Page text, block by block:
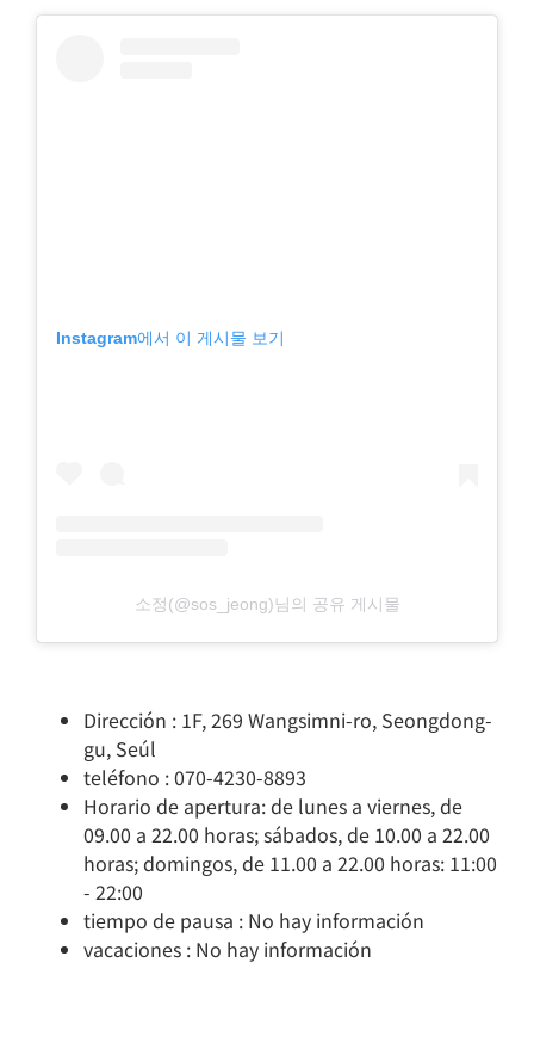
Instagram에서 이 게시물 보기
소정(@sos_jeong)님의 공유 게시물
Dirección : 1F, 269 Wangsimni-ro, Seongdong-
gu, Seúl
teléfono : 070-4230-8893
Horario de apertura: de lunes a viernes, de
09.00 a 22.00 horas; sábados, de 10.00 a 22.00
horas; domingos, de 11.00 a 22.00 horas: 11:00
- 22:00
tiempo de pausa : No hay información
vacaciones : No hay información